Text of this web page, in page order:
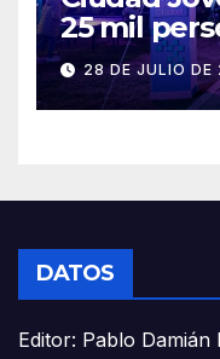
25 mil
28 DE JULIO
DATOS
Editor: Pablo Damián